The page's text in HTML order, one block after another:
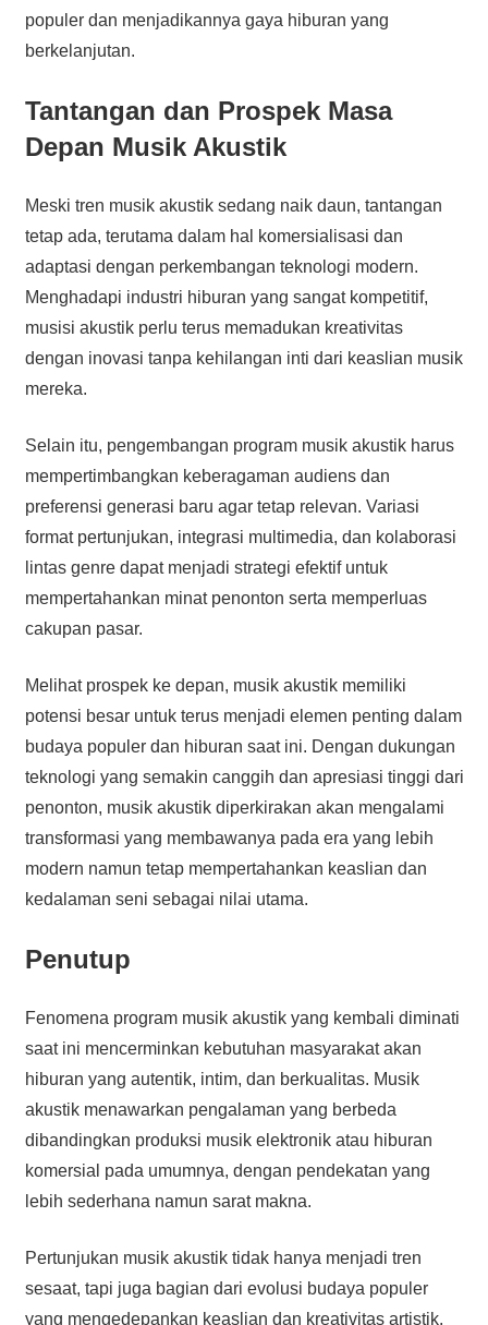
populer dan menjadikannya gaya hiburan yang
berkelanjutan.
Tantangan dan Prospek Masa
Depan Musik Akustik
Meski tren musik akustik sedang naik daun, tantangan
tetap ada, terutama dalam hal komersialisasi dan
adaptasi dengan perkembangan teknologi modern.
Menghadapi industri hiburan yang sangat kompetitif,
musisi akustik perlu terus memadukan kreativitas
dengan inovasi tanpa kehilangan inti dari keaslian musik
mereka.
Selain itu, pengembangan program musik akustik harus
mempertimbangkan keberagaman audiens dan
preferensi generasi baru agar tetap relevan. Variasi
format pertunjukan, integrasi multimedia, dan kolaborasi
lintas genre dapat menjadi strategi efektif untuk
mempertahankan minat penonton serta memperluas
cakupan pasar.
Melihat prospek ke depan, musik akustik memiliki
potensi besar untuk terus menjadi elemen penting dalam
budaya populer dan hiburan saat ini. Dengan dukungan
teknologi yang semakin canggih dan apresiasi tinggi dari
penonton, musik akustik diperkirakan akan mengalami
transformasi yang membawanya pada era yang lebih
modern namun tetap mempertahankan keaslian dan
kedalaman seni sebagai nilai utama.
Penutup
Fenomena program musik akustik yang kembali diminati
saat ini mencerminkan kebutuhan masyarakat akan
hiburan yang autentik, intim, dan berkualitas. Musik
akustik menawarkan pengalaman yang berbeda
dibandingkan produksi musik elektronik atau hiburan
komersial pada umumnya, dengan pendekatan yang
lebih sederhana namun sarat makna.
Pertunjukan musik akustik tidak hanya menjadi tren
sesaat, tapi juga bagian dari evolusi budaya populer
yang mengedepankan keaslian dan kreativitas artistik.